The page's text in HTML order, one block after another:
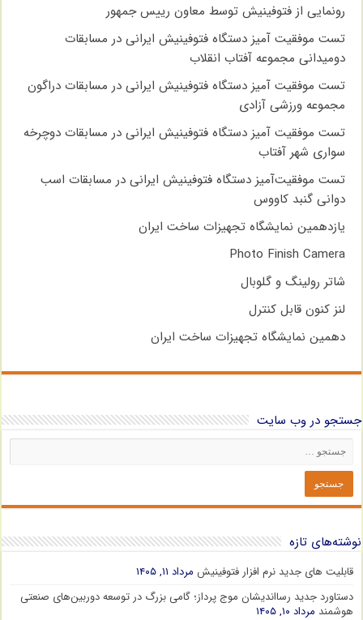
رونمایی از فتوفینیش توسط معاون رییس جمهور
تست موفقیت آمیز دستگاه فتوفینیش ایرانی در مسابقات
دومیدانی مجموعه آفتاب انقلاب
تست موفقیت آمیز دستگاه فتوفینیش ایرانی در مسابقات دراگون
مجموعه ورزشی آزادی
تست موفقیت آمیز دستگاه فتوفینیش ایرانی در مسابقات دوچرخه
سواری شهر آفتاب
تست موفقیت‌آمیز دستگاه فتوفینیش ایرانی در مسابقات اسب
دوانی گنبد کاووس
یازدهمین نمایشگاه تجهیزات ساخت ایران
Photo Finish Camera
شاتر رولینگ و گلوبال
لنز کنون قابل کنترل
دهمین نمایشگاه تجهیزات ساخت ایران
جستجو در وب سایت
نوشته‌های تازه
قابلیت های جدید نرم افزار فتوفینیش مرداد ۱۱, ۱۴۰۵
دستاورد جدید رسااندیشان موج پرداز؛ گامی بزرگ در توسعه دوربین‌های صنعتی
هوشمند مرداد ۱۰, ۱۴۰۵